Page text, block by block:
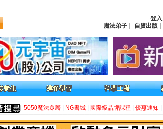
登入
魔法弟子
自資出版
5050魔法眾籌 NG書城 國際級品牌課程 優惠通知